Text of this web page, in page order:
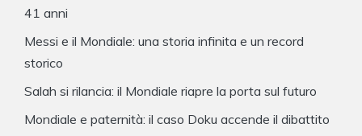
41 anni
Messi e il Mondiale: una storia infinita e un record
storico
Salah si rilancia: il Mondiale riapre la porta sul futuro
Mondiale e paternità: il caso Doku accende il dibattito